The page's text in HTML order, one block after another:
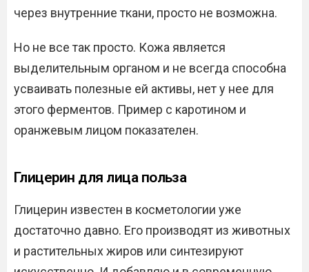
через внутренние ткани, просто не возможна.
Но не все так просто. Кожа является
выделительным органом и не всегда способна
усваивать полезные ей активы, нет у нее для
этого ферментов. Пример с каротином и
оранжевым лицом показателен.
Глицерин для лица польза
Глицерин известен в косметологии уже
достаточно давно. Его производят из животных
и растительных жиров или синтезируют